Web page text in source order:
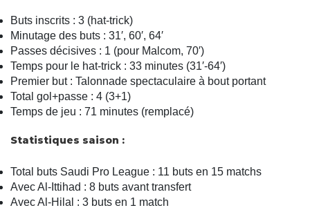
Buts inscrits : 3 (hat-trick)
Minutage des buts : 31′, 60′, 64′
Passes décisives : 1 (pour Malcom, 70′)
Temps pour le hat-trick : 33 minutes (31′-64′)
Premier but : Talonnade spectaculaire à bout portant
Total gol+passe : 4 (3+1)
Temps de jeu : 71 minutes (remplacé)
Statistiques saison :
Total buts Saudi Pro League : 11 buts en 15 matchs
Avec Al-Ittihad : 8 buts avant transfert
Avec Al-Hilal : 3 buts en 1 match